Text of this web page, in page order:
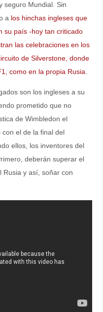
seguro Mundial. Sin
a los hinchas ingleses que
su país -hoy tan criticado
las celebraciones en los
de Silverstone, donde
como en la propia Rusia.
son los ingleses a su
prometido que no
de Wimbledon el
el de la final del
ellos, los inventores del
deberán superar el
Rusia y así, soñar con